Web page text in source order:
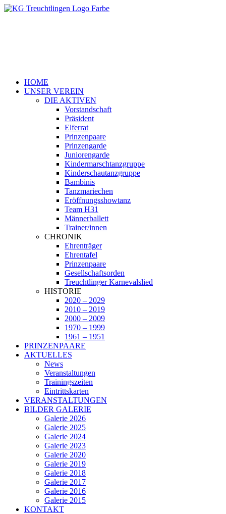
HOME
UNSER VEREIN
DIE AKTIVEN
Vorstandschaft
Präsident
Elferrat
Prinzenpaare
Prinzengarde
Juniorengarde
Kindermarschtanzgruppe
Kinderschautanzgruppe
Bambinis
Tanzmariechen
Eröffnungsshowtanz
Team H31
Männerballett
Trainer/innen
CHRONIK
Ehrenträger
Ehrentafel
Prinzenpaare
Gesellschaftsorden
Treuchtlinger Karnevalslied
HISTORIE
2020 – 2029
2010 – 2019
2000 – 2009
1970 – 1999
1961 – 1951
PRINZENPAARE
AKTUELLES
News
Veranstaltungen
Trainingszeiten
Eintrittskarten
VERANSTALTUNGEN
BILDER GALERIE
Galerie 2026
Galerie 2025
Galerie 2024
Galerie 2023
Galerie 2020
Galerie 2019
Galerie 2018
Galerie 2017
Galerie 2016
Galerie 2015
KONTAKT